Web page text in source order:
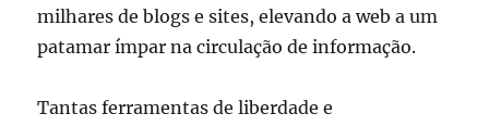
milhares de blogs e sites, elevando a web a um
patamar ímpar na circulação de informação.
Tantas ferramentas de liberdade e